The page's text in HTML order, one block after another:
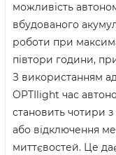
можливість
вбудованого
роботи при
півтори години,
З використанням
OPTIlight час
становить чотири
або відключення
миттєвостей. Це